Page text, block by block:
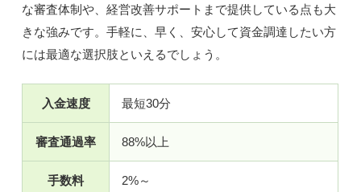
な審査体制や、経営改善サポートまで提供している点も大
きな強みです。手軽に、早く、安心して資金調達したい方
には最適な選択肢といえるでしょう。
入金速度 最短30分
審査通過率 88%以上
手数料 2%～